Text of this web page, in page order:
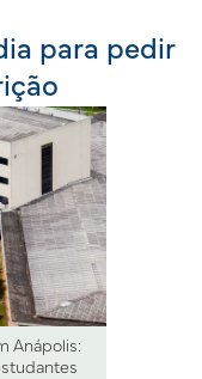
para pedir
Anápolis: